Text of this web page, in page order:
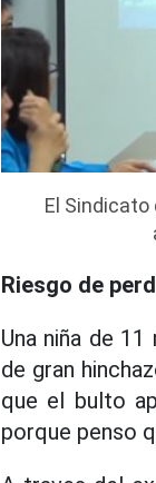
El
Riesgo de
Una niña de
de gran
que el bulto
porque penso